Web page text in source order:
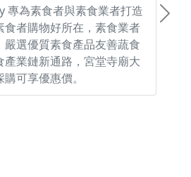
專為素食者與素食業者打造
食者購物好所在，素食業者
嚴選優質素食產品友善蔬食
產業鏈新通路，宮堂寺廟大
購可享優惠價。
Next